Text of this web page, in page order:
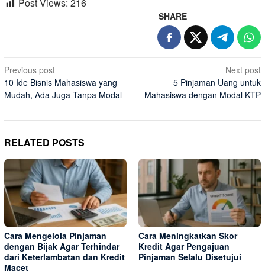
SHARE
Post
navigation
Previous post
10 Ide Bisnis Mahasiswa yang
Mudah, Ada Juga Tanpa Modal
Next post
5 Pinjaman Uang untuk
Mahasiswa dengan Modal KTP
RELATED POSTS
Cara Mengelola Pinjaman
dengan Bijak Agar Terhindar
dari Keterlambatan dan Kredit
Macet
Cara Meningkatkan Skor
Kredit Agar Pengajuan
Pinjaman Selalu Disetujui